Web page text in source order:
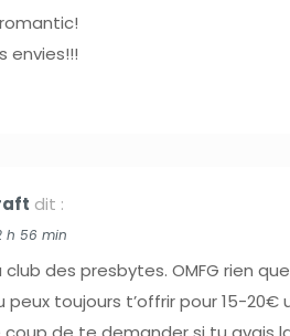
envies!!!
dit :
h 56 min
club des presbytes. OMFG rien
peux toujours t’offrir pour 15-20€